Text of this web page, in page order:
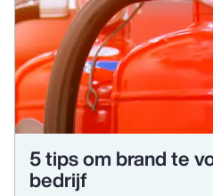
5 tips om brand te
bedrijf